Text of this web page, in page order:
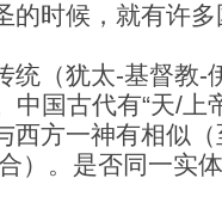
的时候，就有许
统（犹太-基督教-
中国古代有“天/上
西方一神有相似
）。是否同一实